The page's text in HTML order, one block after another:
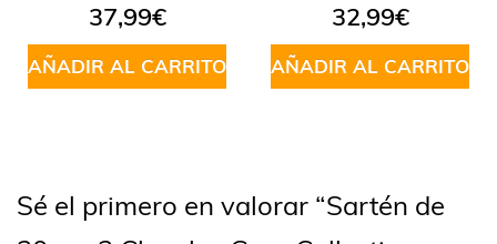
37,99€
AÑADIR AL CARRITO
32,99€
AÑADIR AL CARRITO
Sé el primero en valorar “Sartén de